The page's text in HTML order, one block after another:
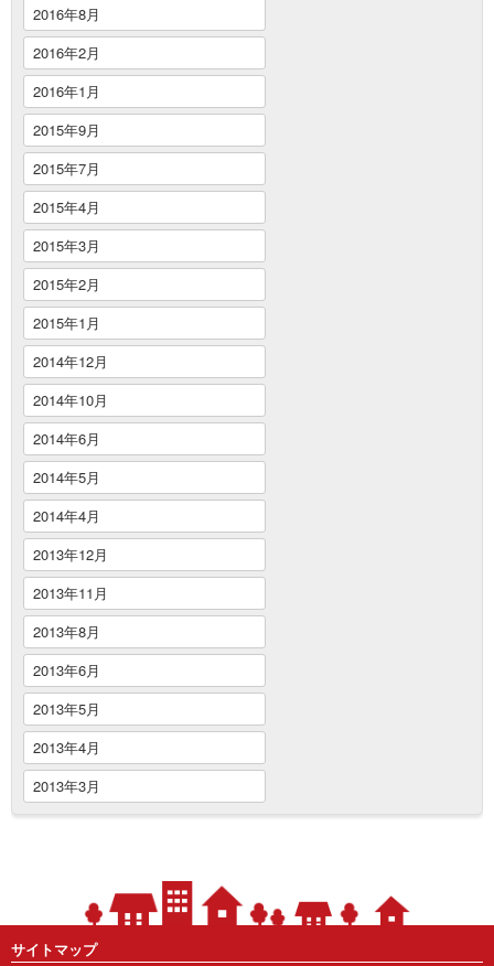
2016年8月
2016年2月
2016年1月
2015年9月
2015年7月
2015年4月
2015年3月
2015年2月
2015年1月
2014年12月
2014年10月
2014年6月
2014年5月
2014年4月
2013年12月
2013年11月
2013年8月
2013年6月
2013年5月
2013年4月
2013年3月
サイトマップ